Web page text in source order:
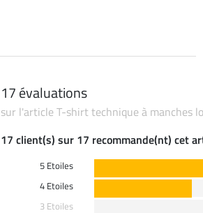
17 évaluations
sur l'article T-shirt technique à manches
17 client(s) sur 17 recommande(nt) cet
5 Etoiles
4 Etoiles
3 Etoiles